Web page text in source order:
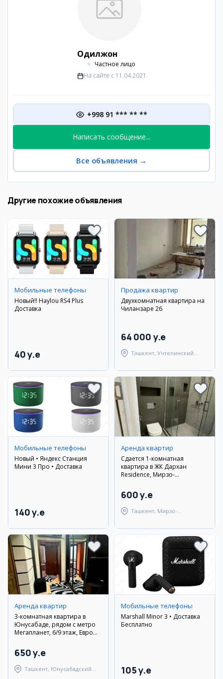
Одилжон
Частное лицо
На сайте с 11.04.2021
+998 91 *** ** **
Написать сообщение...
Все объявления →
Другие похожие объявления
Мобильные телефоны
Новый!! Haylou RS4 Plus
Доставка
40 y.e
Продажа квартир
Двухкомнатная квартира на
Чиланзаре 26
64 000 y.e
Ташкент, Учтепинский
Мобильные телефоны
Новый • Яндекс Станция
Мини 3 Про • Доставка
140 y.e
Аренда квартир
Сдается 1-комнатная
квартира в ЖК Дархан
Residence, Мирзо-
600 y.e
Ташкент, Мирзо-
Аренда квартир
3-комнатная квартира в
Юнусабаде, рядом с метро
Мегапланет, 6/9 этаж, Евро
650 y.e
Ташкент, Юнусабадский
Мобильные телефоны
Marshall Minor 3 • Доставка
Бесплатно
105 y.e